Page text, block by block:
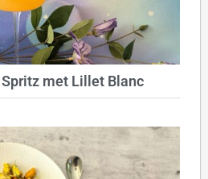
met Lillet Blanc